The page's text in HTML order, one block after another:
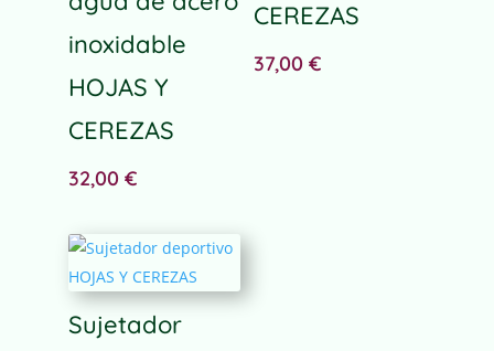
einoxidable
HOJAS Y
CEREZAS
32,00 €
CEREZAS
37,00€
Sujetador